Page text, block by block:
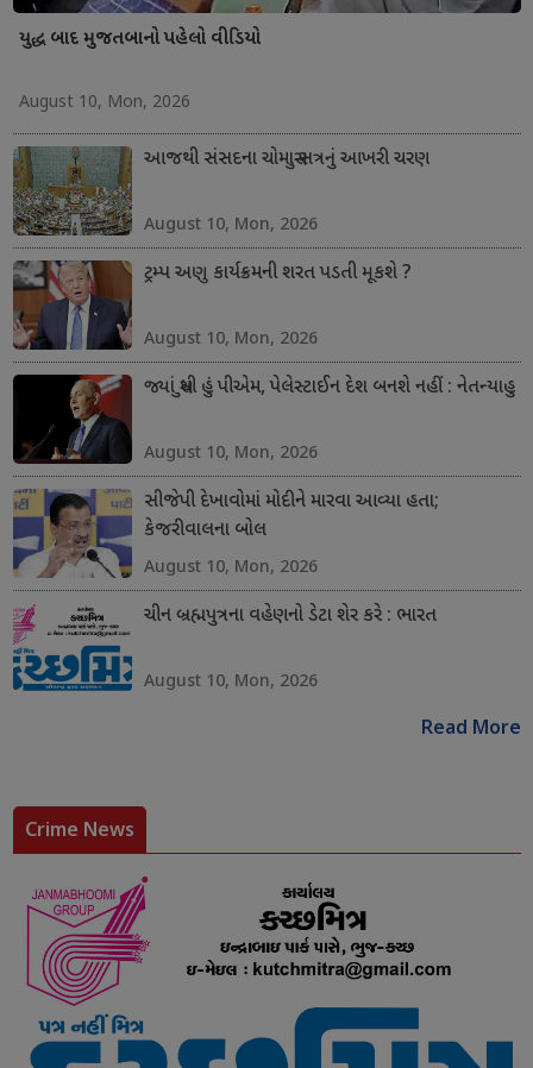
યુદ્ધ બાદ મુજતબાનો પહેલો વીડિયો
August 10, Mon, 2026
આજથી સંસદના ચોમાસુ સત્રનું આખરી ચરણ
August 10, Mon, 2026
ટ્રમ્પ અણુ કાર્યક્રમની શરત પડતી મૂકશે ?
August 10, Mon, 2026
જ્યાં સુધી હું પીએમ, પેલેસ્ટાઈન દેશ બનશે નહીં : નેતન્યાહુ
August 10, Mon, 2026
સીજેપી દેખાવોમાં મોદીને મારવા આવ્યા હતા;
કેજરીવાલના બોલ
August 10, Mon, 2026
ચીન બ્રહ્મપુત્રના વહેણનો ડેટા શેર કરે : ભારત
August 10, Mon, 2026
Read More
Crime News